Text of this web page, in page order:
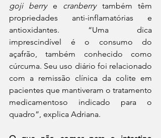
goji berry e cranberry também têm
propriedades anti-inflamatórias e
antioxidantes. “Uma dica
imprescindível é o consumo do
açafrão, também conhecido como
cúrcuma. Seu uso diário foi relacionado
com a remissão clínica da colite em
pacientes que mantiveram o tratamento
medicamentoso indicado para o
quadro”, explica Adriana.